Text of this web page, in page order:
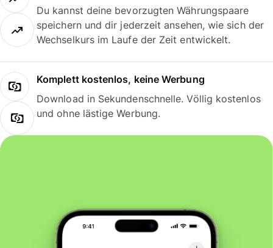
Du kannst deine bevorzugten Währungspaare
speichern und dir jederzeit ansehen, wie sich der
Wechselkurs im Laufe der Zeit entwickelt.
Komplett kostenlos, keine Werbung
Download in Sekundenschnelle. Völlig kostenlos
und ohne lästige Werbung.